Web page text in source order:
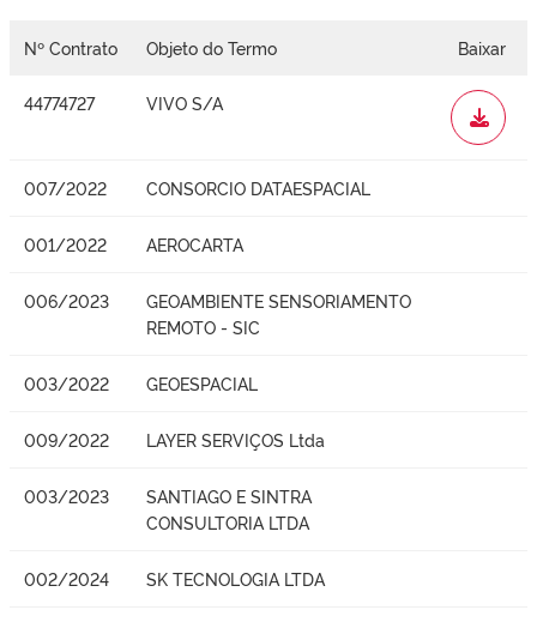
Nº Contrato Objeto do Termo Baixar
44774727 VIVO S/A
WORD
007/2022 CONSORCIO DATAESPACIAL
001/2022 AEROCARTA
006/2023
GEOAMBIENTE SENSORIAMENTO
REMOTO - SIC
003/2022 GEOESPACIAL
009/2022 LAYER SERVIÇOS Ltda
003/2023
SANTIAGO E SINTRA
CONSULTORIA LTDA
002/2024 SK TECNOLOGIA LTDA